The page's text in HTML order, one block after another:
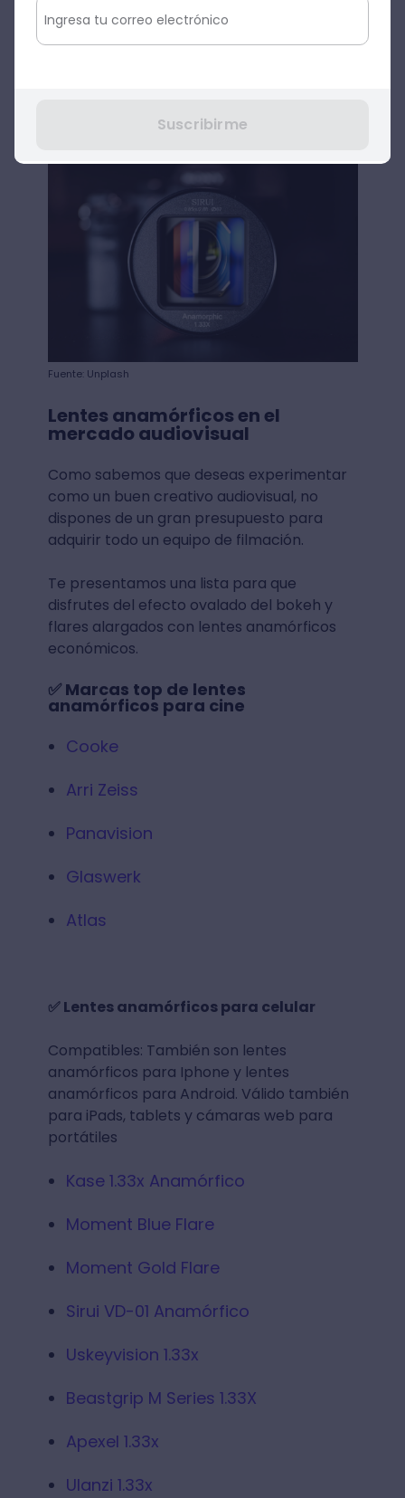
Asimismo, los lentes anamórficos
(es decir, estirarla horizontalmente).
Fuente: Unplash
Lentes anamórficos en el
mercado audiovisual
Como sabemos que deseas experimentar
como un buen creativo audiovisual, no
dispones de un gran presupuesto para
adquirir todo un equipo de filmación.
Te presentamos una lista para que
disfrutes del efecto ovalado del bokeh y
flares alargados con lentes anamórficos
económicos.
✅ Marcas top de lentes
anamórficos para cine
Cooke
Arri Zeiss
Panavision
Glaswerk
Atlas
✅ Lentes anamórficos para celular
Compatibles: También son lentes
anamórficos para Iphone y lentes
anamórficos para Android. Válido también
para iPads, tablets y cámaras web para
portátiles
Kase 1.33x Anamórfico
Moment Blue Flare
Moment Gold Flare
Sirui VD-01 Anamórfico
Uskeyvision 1.33x
Beastgrip M Series 1.33X
Apexel 1.33x
Ulanzi 1.33x
Suscribirme